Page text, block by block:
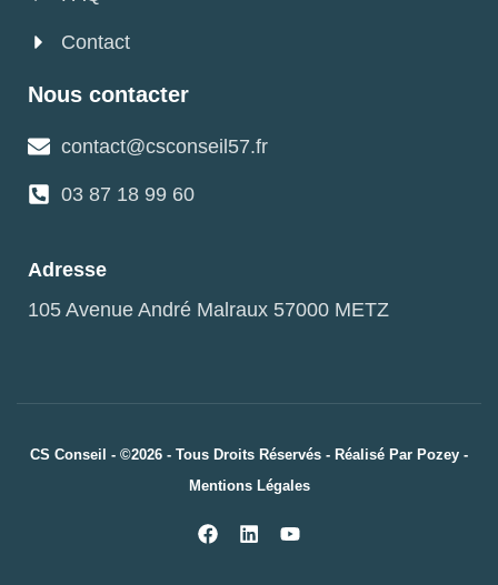
Contact
Nous contacter
contact@csconseil57.fr
03 87 18 99 60
Adresse
105 Avenue André Malraux 57000 METZ
CS Conseil - ©2026 - Tous Droits Réservés - Réalisé Par Pozey -
Mentions Légales